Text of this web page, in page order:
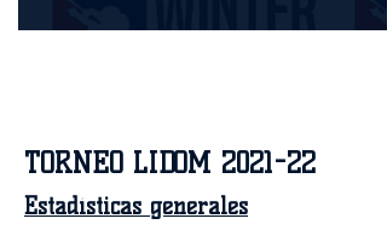
TORNEO LIDOM 2021-22
Estadísticas generales